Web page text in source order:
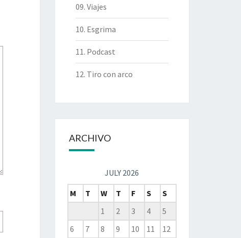
09. Viajes
10. Esgrima
11. Podcast
12. Tiro con arco
ARCHIVO
JULY 2026
M
T W T F S
S
1
2 3 4
5
6
7 8 9 10 11
12